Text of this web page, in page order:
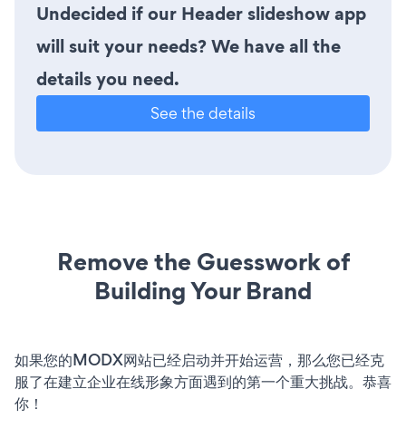
Undecided if our Header slideshow app
will suit your needs? We have all the
details you need.
See the details
Remove the Guesswork of
Building Your Brand
如果您的MODX网站已经启动并开始运营，那么您已经克
服了在建立企业在线形象方面遇到的第一个重大挑战。恭喜
你！